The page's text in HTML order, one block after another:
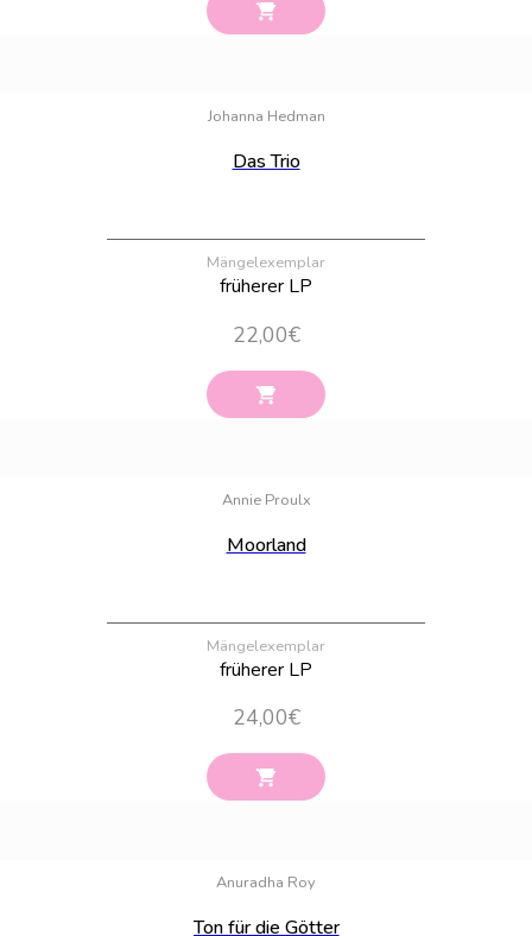
Johanna Hedman
Das Trio
Mängelexemplar
früherer LP
22,00€
Annie Proulx
Moorland
Mängelexemplar
früherer LP
24,00€
Anuradha Roy
Ton für die Götter